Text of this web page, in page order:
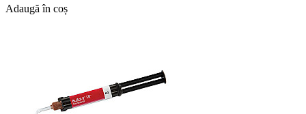
Adaugă în coș